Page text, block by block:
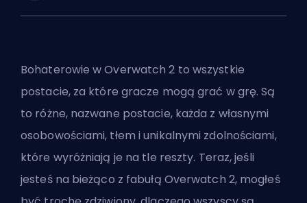
Bohaterowie w Overwatch 2 to wszystkie
postacie, za które gracze mogą grać w grę. Są
to różne, nazwane postacie, każda z własnymi
osobowościami, tłem i unikalnymi zdolnościami,
które wyróżniają je na tle reszty. Teraz, jeśli
jesteś na bieżąco z fabułą Overwatch 2, mogłeś